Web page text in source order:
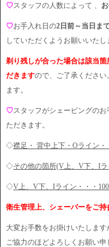
♡スタッフの人数によって 、
♡お手入れ日の2日前～当日ま
していただくようお願いいたし
剃り残しが合った場合は該当
だきますので、ご了承くださ
ます。
♡スタッフがシェービングの
ただきます。
◇襟足・ 背中上下・Oライン・
◇その他の箇所(V上、V下、Iラ
◇V上、V下、Iライン・・・
衛生管理上、シェーバーをご持
大変お手数をお掛けいたしま
ご協力のほどよろしくお願い申